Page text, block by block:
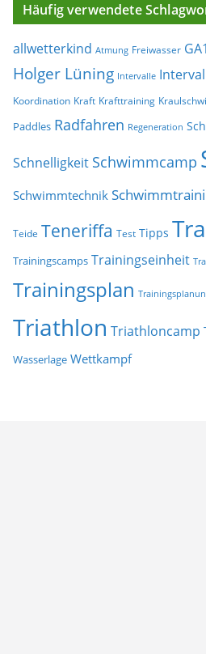
Häufig verwendete
allwetterkind Atmung Freiwasser GA1
Holger Lüning Intervalle
Koordination Kraft Krafttraining
Paddles Radfahren Regeneration
Schnelligkeit Schwimmcamp
Schwimmtechnik
Teide Teneriffa Test Tipps
Trainingscamps Trainingseinheit
Trainingsplan
Triathlon Triathloncamp
Wasserlage Wettkampf